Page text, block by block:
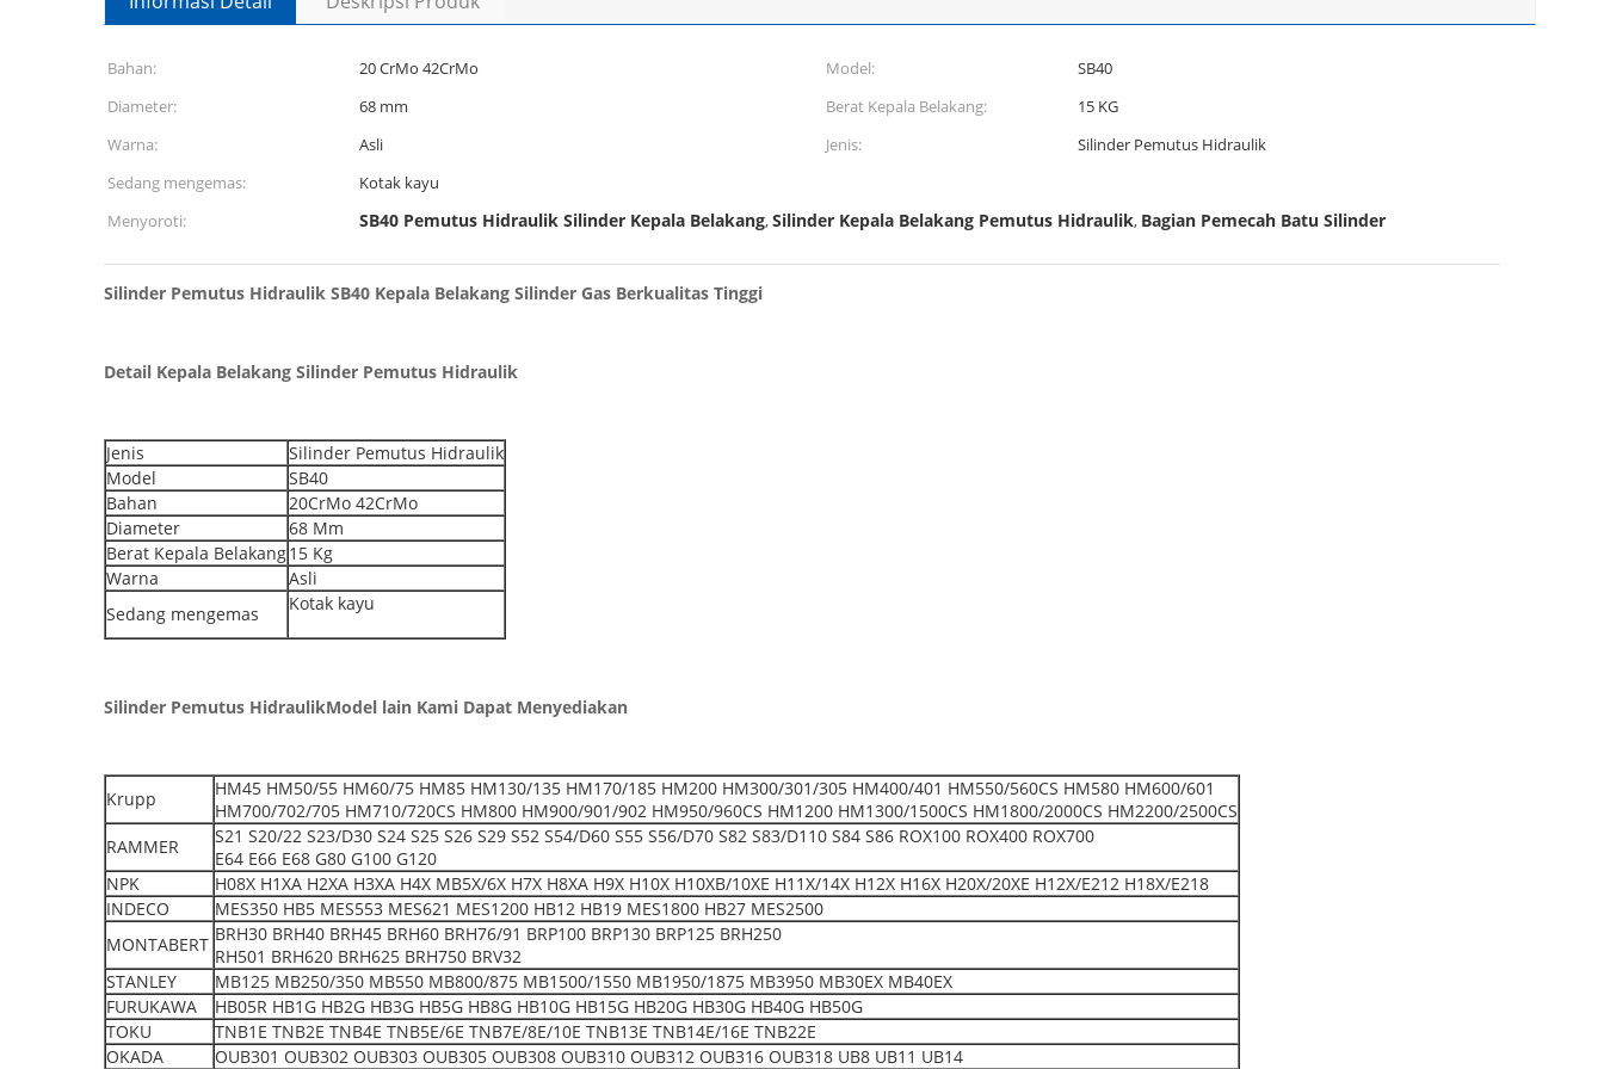
Bahan: 20 CrMo 42CrMo Model:
SB40
Diameter:
68 mm Berat Kepala Belakang:
15 KG
Warna:
Asli Jenis:
Silinder Pemutus Hidraulik
Sedang mengemas:
Kotak kayu
Menyoroti:
SB40 Pemutus Hidraulik Silinder Kepala Belakang,Silinder Kepala Belakang Pemutus Hidraulik, Bagian Pemecah Batu Silinder
Silinder Pemutus Hidraulik SB40 Kepala Belakang Silinder Gas Berkualitas Tinggi
Detail Kepala Belakang Silinder Pemutus Hidraulik
Jenis
Silinder Pemutus Hidraulik
Model
SB40
Bahan
20CrMo 42CrMo
Diameter
68 Mm
Berat Kepala Belakang15 Kg
Warna
Asli
Sedang mengemas
Kotak kayu
Silinder Pemutus HidraulikModel lain Kami Dapat Menyediakan
Krupp
HM45 HM50/55 HM60/75 HM85 HM130/135 HM170/185 HM200 HM300/301/305 HM400/401 HM550/560CS HM580 HM600/601
HM700/702/705 HM710/720CS HM800 HM900/901/902 HM950/960CS HM1200 HM1300/1500CS HM1800/2000CS HM2200/2500CS
RAMMER
S21 S20/22 S23/D30 S24 S25 S26 S29 S52 S54/D60 S55 S56/D70 S82 S83/D110 S84 S86 ROX100 ROX400 ROX700
E64 E66 E68 G80 G100 G120
NPK
H08X H1XA H2XA H3XA H4X MB5X/6X H7X H8XA H9X H10X H10XB/10XE H11X/14X H12X H16X H20X/20XE H12X/E212 H18X/E218
INDECO
MES350 HB5 MES553 MES621 MES1200 HB12 HB19 MES1800 HB27 MES2500
MONTABERT BRH30 BRH40 BRH45 BRH60 BRH76/91 BRP100 BRP130 BRP125 BRH250
RH501 BRH620 BRH625 BRH750 BRV32
STANLEY
MB125 MB250/350 MB550 MB800/875 MB1500/1550 MB1950/1875 MB3950 MB30EX MB40EX
FURUKAWA
HB05R HB1G HB2G HB3G HB5G HB8G HB10G HB15G HB20G HB30G HB40G HB50G
TOKU
TNB1E TNB2E TNB4E TNB5E/6E TNB7E/8E/10E TNB13E TNB14E/16E TNB22E
OKADA
OUB301 OUB302 OUB303 OUB305 OUB308 OUB310 OUB312 OUB316 OUB318 UB8 UB11 UB14